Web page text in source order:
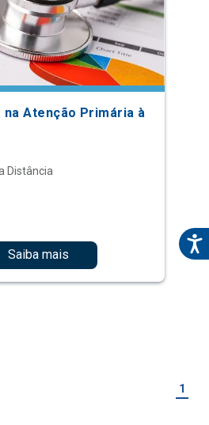
na Atenção Primária à
Distância
Saiba mais
1